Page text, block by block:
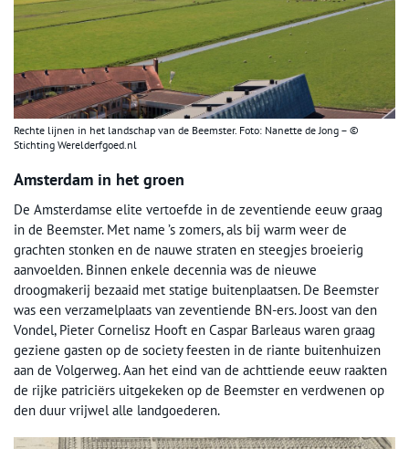
Rechte lijnen in het landschap van de Beemster. Foto: Nanette de Jong – ©
Stichting Werelderfgoed.nl
Amsterdam in het groen
De Amsterdamse elite vertoefde in de zeventiende eeuw graag
in de Beemster. Met name ’s zomers, als bij warm weer de
grachten stonken en de nauwe straten en steegjes broeierig
aanvoelden. Binnen enkele decennia was de nieuwe
droogmakerij bezaaid met statige buitenplaatsen. De Beemster
was een verzamelplaats van zeventiende BN-ers. Joost van den
Vondel, Pieter Cornelisz Hooft en Caspar Barleaus waren graag
geziene gasten op de society feesten in de riante buitenhuizen
aan de Volgerweg. Aan het eind van de achttiende eeuw raakten
de rijke patriciërs uitgekeken op de Beemster en verdwenen op
den duur vrijwel alle landgoederen.